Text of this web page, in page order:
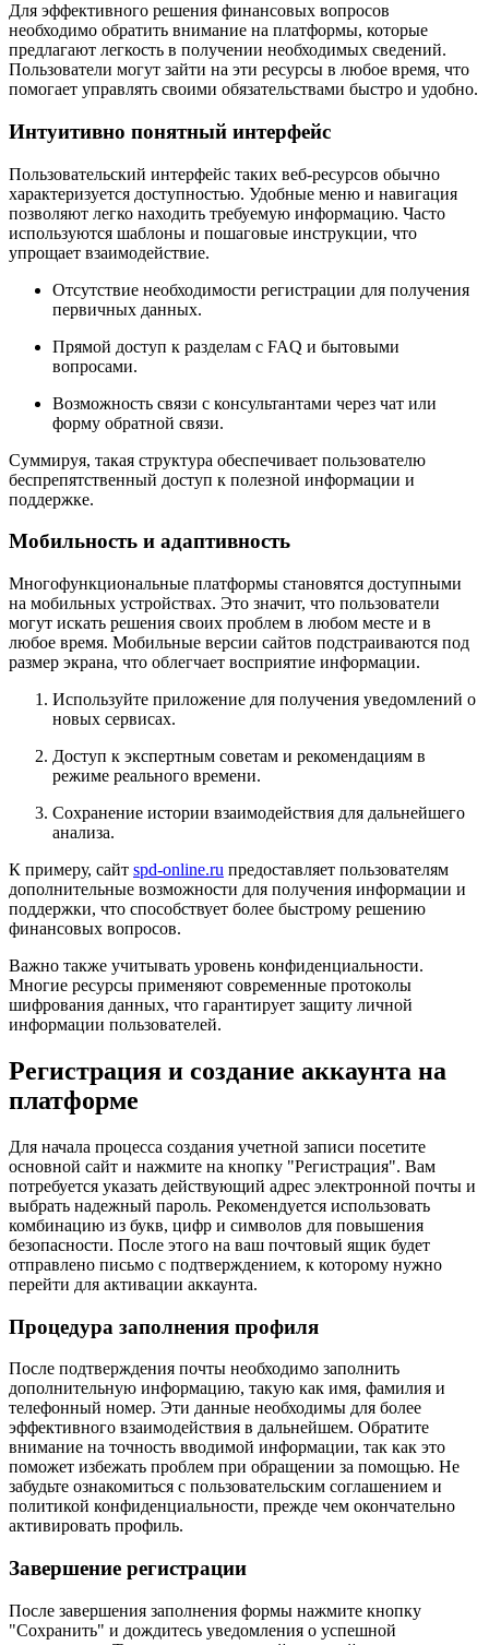
Для эффективного решения финансовых вопросов
необходимо обратить внимание на платформы, которые
предлагают легкость в получении необходимых сведений.
Пользователи могут зайти на эти ресурсы в любое время, что
помогает управлять своими обязательствами быстро и удобно.
Интуитивно понятный интерфейс
Пользовательский интерфейс таких веб-ресурсов обычно
характеризуется доступностью. Удобные меню и навигация
позволяют легко находить требуемую информацию. Часто
используются шаблоны и пошаговые инструкции, что
упрощает взаимодействие.
Отсутствие необходимости регистрации для получения
первичных данных.
Прямой доступ к разделам с FAQ и бытовыми
вопросами.
Возможность связи с консультантами через чат или
форму обратной связи.
Суммируя, такая структура обеспечивает пользователю
беспрепятственный доступ к полезной информации и
поддержке.
Мобильность и адаптивность
Многофункциональные платформы становятся доступными
на мобильных устройствах. Это значит, что пользователи
могут искать решения своих проблем в любом месте и в
любое время. Мобильные версии сайтов подстраиваются под
размер экрана, что облегчает восприятие информации.
Используйте приложение для получения уведомлений о
новых сервисах.
Доступ к экспертным советам и рекомендациям в
режиме реального времени.
Сохранение истории взаимодействия для дальнейшего
анализа.
К примеру, сайт spd-online.ru предоставляет пользователям
дополнительные возможности для получения информации и
поддержки, что способствует более быстрому решению
финансовых вопросов.
Важно также учитывать уровень конфиденциальности.
Многие ресурсы применяют современные протоколы
шифрования данных, что гарантирует защиту личной
информации пользователей.
Регистрация и создание аккаунта на
платформе
Для начала процесса создания учетной записи посетите
основной сайт и нажмите на кнопку "Регистрация". Вам
потребуется указать действующий адрес электронной почты и
выбрать надежный пароль. Рекомендуется использовать
комбинацию из букв, цифр и символов для повышения
безопасности. После этого на ваш почтовый ящик будет
отправлено письмо с подтверждением, к которому нужно
перейти для активации аккаунта.
Процедура заполнения профиля
После подтверждения почты необходимо заполнить
дополнительную информацию, такую как имя, фамилия и
телефонный номер. Эти данные необходимы для более
эффективного взаимодействия в дальнейшем. Обратите
внимание на точность вводимой информации, так как это
поможет избежать проблем при обращении за помощью. Не
забудьте ознакомиться с пользовательским соглашением и
политикой конфиденциальности, прежде чем окончательно
активировать профиль.
Завершение регистрации
После завершения заполнения формы нажмите кнопку
"Сохранить" и дождитесь уведомления о успешной